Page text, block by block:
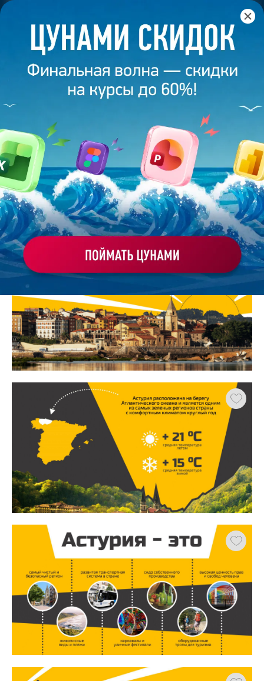
Главная /Банк слайдов / Презентация 152 – Юлия
ПРЕЗЕНТАЦИЯ 152 - ЮЛИЯ
АЛЕКСЕЕВА
Моё избранное
Работа
студента
ХОЧУ ЗАКАЗАТЬ ТАКУЮ ПРЕЗЕНТАЦИЮ